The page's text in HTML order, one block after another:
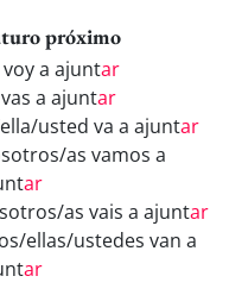
próximo
a ajuntar
a ajuntar
usted va a ajuntar
as vamos a
ar
as vais a ajuntar
ellas/ustedes van a
ar